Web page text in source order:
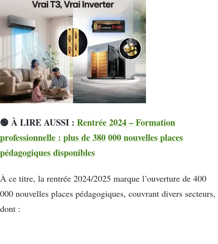
🟢 À LIRE AUSSI : Rentrée 2024 – Formation
professionnelle : plus de 380 000 nouvelles places
pédagogiques disponibles
À ce titre, la rentrée 2024/2025 marque l’ouverture de 400
000 nouvelles places pédagogiques, couvrant divers secteurs,
dont :